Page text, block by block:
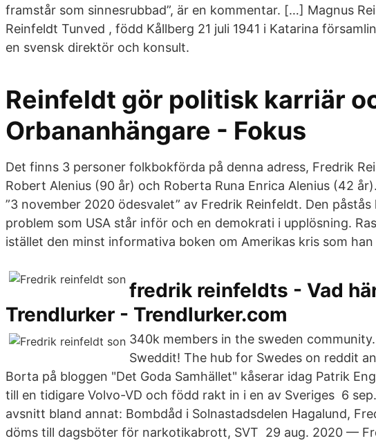
framstår som sinnesrubbad”, är en kommentar. […] Magnus
Reinfeldt Tunved , född Kållberg 21 juli 1941 i Katarina
en svensk direktör och konsult.
Reinfeldt gör politisk karriär
Orbananhängare - Fokus
Det finns 3 personer folkbokförda på denna adress, Fredrik
Robert Alenius (90 år) och Roberta Runa Enrica Alenius (42
”3 november 2020 ödesvalet” av Fredrik Reinfeldt. Den
problem som USA står inför och en demokrati i upplösning.
istället den minst informativa boken om Amerikas kris som han
fredrik reinfeldts - Vad
Trendlurker - Trendlurker.com
340k members in the sweden
Sweddit! The hub for Swedes on reddit
Borta på bloggen "Det Goda Samhället" kåserar idag Patrik
till en tidigare Volvo-VD och född rakt in i en av Sveriges 6
avsnitt bland annat: Bombdåd i Solnastadsdelen Hagalund,
döms till dagsböter för narkotikabrott, SVT 29 aug. 2020 —